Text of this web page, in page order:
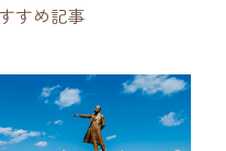
すめ記事